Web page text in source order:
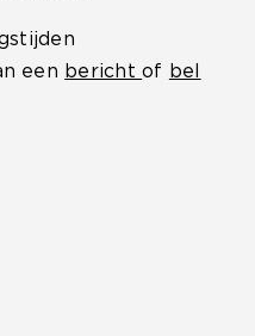
een berichtof
bel